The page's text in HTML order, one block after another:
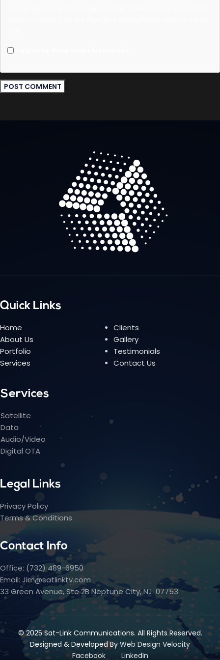
Quick Links
Home
About Us
Portfolio
Services
Clients
Gallery
Testimonials
Contact Us
Services
Satellite
Data
Audio/Video
Digital OTA
Legal Links
Privacy Policy
Terms & Conditions
Contact Info
Office: (732) 489-6950
Email: Jim@satlinktv.com
33 Green Avenue, Ste 2B Neptune City, NJ. 07753
© 2025 Sat-Link Communications. All Rights Reserved.
Designed & Developed By Web Design Velocity
Facebook
LinkedIn